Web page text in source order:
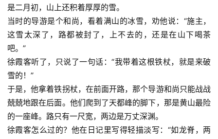
是二月初，山上还积着厚厚的雪。
当时的导游是个和尚，看着满山的冰雪，劝他说：“施主，
这雪太深了，路都被封了，上不去的，还是在山下喝茶
吧。”
徐霞客听了，只说了一句话：“我带着这根铁杖，就是来破
雪的！”
于是，他拿着铁拐杖，在前面开路，那个导游和尚只能战战
兢兢地跟在后面。他们爬到了天都峰的脚下，那是黄山最险
的一座峰。路只有一尺宽，两边是万丈深渊。
徐霞客怎么过的？他在日记里写得轻描淡写：“如龙脊，两